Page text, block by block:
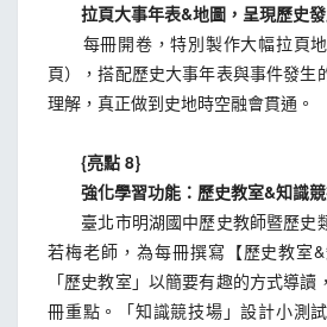
拉頁大事年表&地圖，呈現歷史發
每冊開卷，特別製作大幅拉頁地
頁），搭配歷史大事年表與事件發生
理解，真正做到史地時空融會貫通。
{亮點 8}
強化學習功能：歷史教室&知識
臺北市明湖國中歷史教師暨歷史
若梅老師，為每冊撰寫【歷史教室
「歷史教室」以簡要有趣的方式導
冊重點。「知識競技場」設計小測